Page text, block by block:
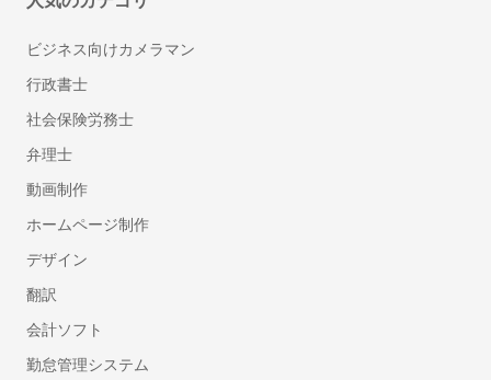
アルコールチェックアプリ
離職防止・定着率向上ツール
360度評価・多面評価システム
社食サービス
採用代行・採用アウトソーシング(RPO)
人材紹介サービス(中途採用)
顧問紹介サービス
採用コンサルティング
ハラスメント対策サービス
プログラミング研修
管理職研修
ビジネス向けカメラマン
行政書士
社会保険労務士
弁理士
動画制作
ホームページ制作
デザイン
翻訳
会計ソフト
勤怠管理システム